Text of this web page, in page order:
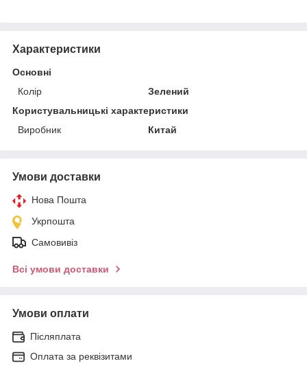
Характеристики
Основні
Колір
Зелений
Користувальницькі характеристики
Виробник
Китай
Умови доставки
Нова Пошта
Укрпошта
Самовивіз
Всі умови доставки
Умови оплати
Післяплата
Оплата за реквізитами